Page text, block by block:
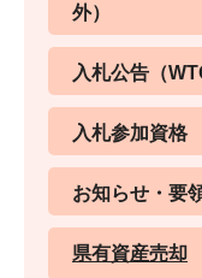
外）
入札公告（
入札参加資格
お知らせ・要
県有資産売却